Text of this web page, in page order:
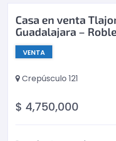
Casa en venta
Guadalajara –
VENTA
Crepúsculo 121
$ 4,750,000